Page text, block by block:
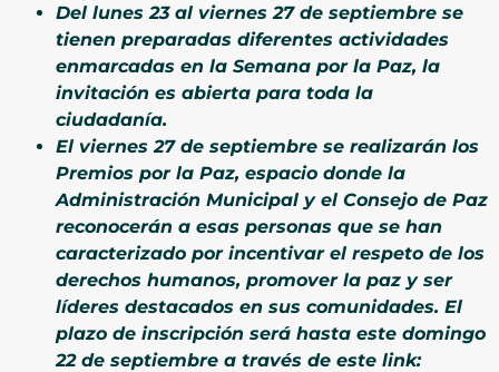
Del lunes 23 al viernes 27 de septiembre se
tienen preparadas diferentes actividades
enmarcadas en la Semana por la Paz, la
invitación es abierta para toda la
ciudadanía.
El viernes 27 de septiembre se realizarán los
Premios por la Paz, espacio donde la
Administración Municipal y el Consejo de Paz
reconocerán a esas personas que se han
caracterizado por incentivar el respeto de los
derechos humanos, promover la paz y ser
líderes destacados en sus comunidades. El
plazo de inscripción será hasta este domingo
22 de septiembre a través de este link: